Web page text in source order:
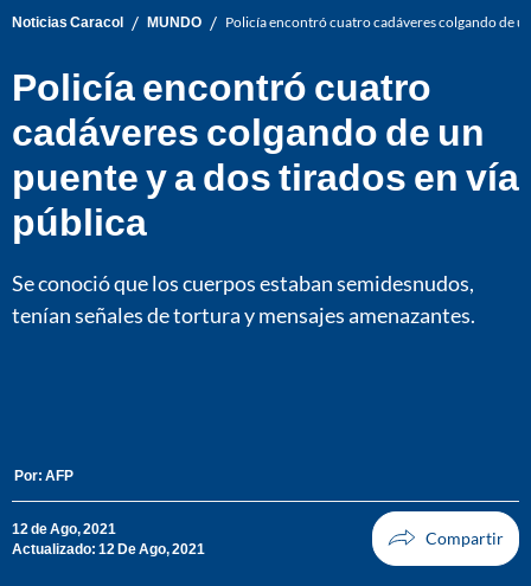
Noticias Caracol / MUNDO / Policía encontró cuatro cadáveres colgando de
Policía encontró cuatro
cadáveres colgando de un
puente y a dos tirados en vía
pública
Se conoció que los cuerpos estaban semidesnudos,
tenían señales de tortura y mensajes amenazantes.
Por: AFP
12 de Ago, 2021
Actualizado: 12 De Ago, 2021